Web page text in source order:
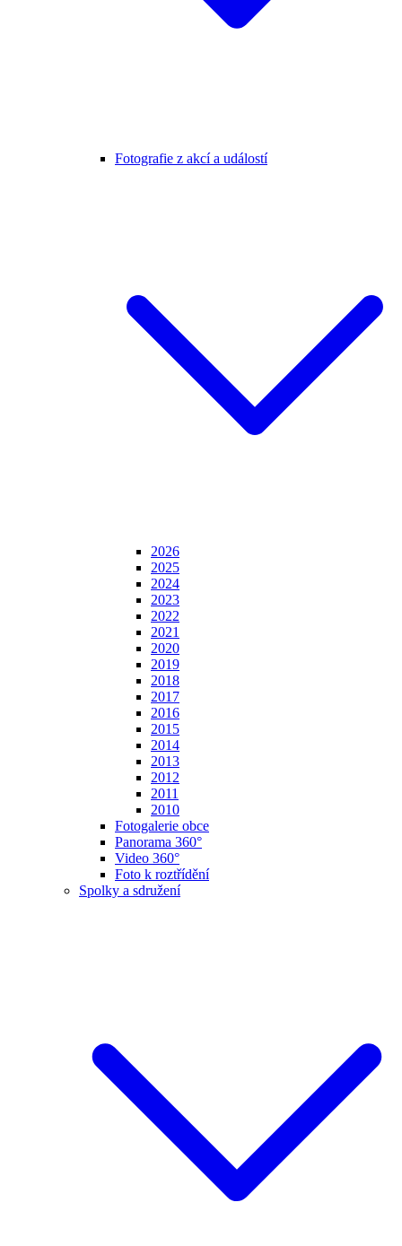
Fotografie z akcí a událostí
2026
2025
2024
2023
2022
2021
2020
2019
2018
2017
2016
2015
2014
2013
2012
2011
2010
Fotogalerie obce
Panorama 360°
Video 360°
Foto k roztřídění
Spolky a sdružení